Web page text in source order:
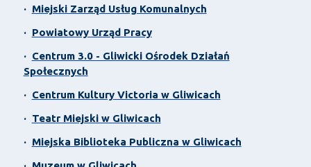
· Miejski Zarząd Usług Komunalnych
· Powiatowy Urząd Pracy
· Centrum 3.0 - Gliwicki Ośrodek Działań
Społecznych
· Centrum Kultury Victoria w Gliwicach
· Teatr Miejski w Gliwicach
· Miejska Biblioteka Publiczna w Gliwicach